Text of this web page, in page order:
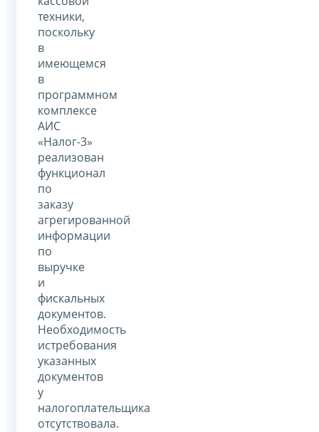
техники,
поскольку
в
имеющемся
в
программном
комплексе
АИС
«Налог-3»
реализован
функционал
по
заказу
агрегированной
информации
по
выручке
и
фискальных
документов.
Необходимость
истребования
указанных
документов
у
налогоплательщика
отсутствовала.